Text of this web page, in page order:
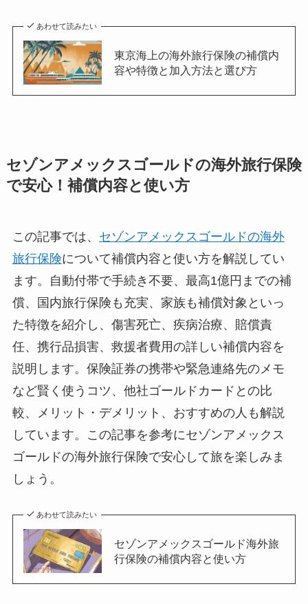
あわせて読みたい
東京海上の海外旅行保険の補償内
容や特徴と加入方法と選び方
セゾンアメックスゴールドの海外旅行保険
で安心！補償内容と使い方
この記事では、 セゾンアメックスゴールドの海外
旅行保険について補償内容と使い方を解説してい
ます。自動付帯で手続き不要、最高1億円までの補
償、国内旅行保険も充実、家族も補償対象といっ
た特徴を紹介し、傷害死亡、疾病治療、賠償責
任、携行品損害、救援者費用の詳しい補償内容を
説明します。保険証券の携帯や緊急連絡先のメモ
など賢く使うコツ、他社ゴールドカードとの比
較、メリット・デメリット、おすすめの人も解説
しています。この記事を参考にセゾンアメックス
ゴールドの海外旅行保険で安心して旅を楽しみま
しょう。
あわせて読みたい
セゾンアメックスゴールド海外旅
行保険の補償内容と使い方